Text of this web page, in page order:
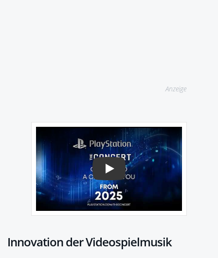
Anzeige
Play
Innovation der Videospielmusik